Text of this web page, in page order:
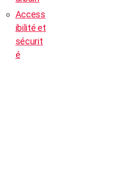
Access
ibilité et
sécurit
é